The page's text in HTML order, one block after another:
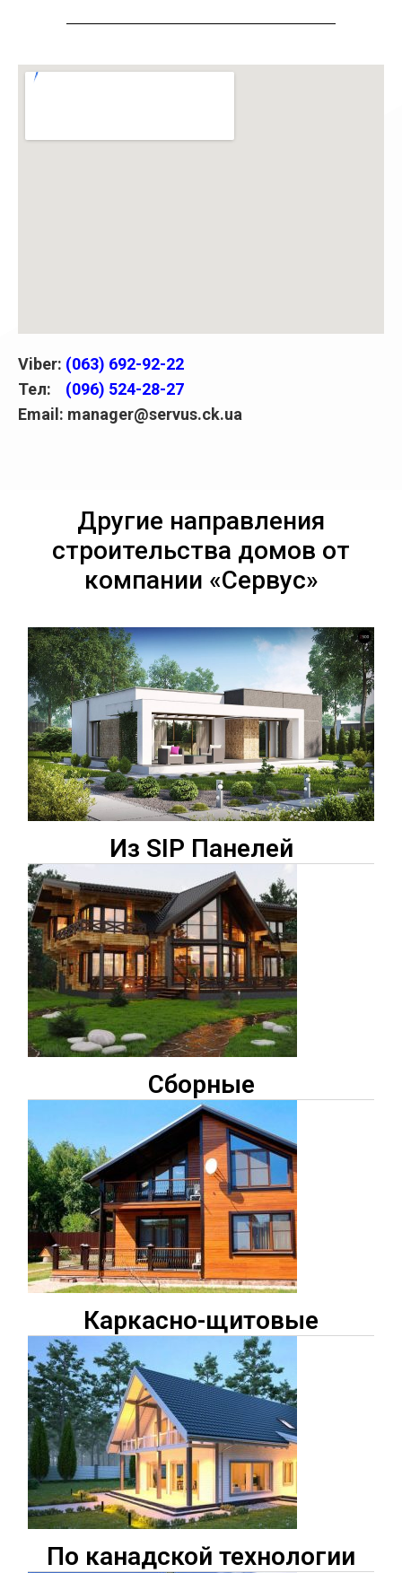
Viber: (063) 692-92-22
Тел:
(096) 524-28-27
Email: manager@servus.ck.ua
Другие направления
строительства домов от
компании «Сервус»
Из SIP Панелей
Сборные
Каркасно-щитовые
По канадской технологии